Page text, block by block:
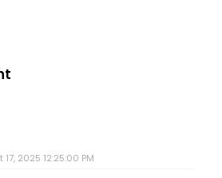
2025 12:25:00 PM